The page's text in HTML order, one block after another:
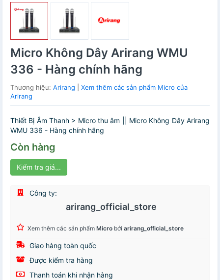
Micro Không Dây Arirang WMU
336 - Hàng chính hãng
Thương hiệu: Arirang
Xem thêm các sản phẩm Micro của
Arirang
Thiết Bị Âm Thanh > Micro thu âm || Micro Không Dây Arirang
WMU 336 - Hàng chính hãng
Còn hàng
Kiểm tra giá...
Công ty:
arirang_official_store
Xem thêm các sản phẩm Micro bởi arirang_official_store
Giao hàng toàn quốc
Được kiểm tra hàng
Thanh toán khi nhận hàng